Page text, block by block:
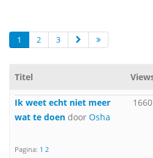
1 2 3
Titel
Ik weet echt niet meer
wat te doen door Osha
Pagina: 1 2
1660